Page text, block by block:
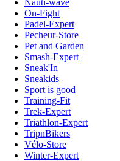
On-Fight
Padel-Expert
Pecheur-Store
Pet and Garden
Smash-Expert
Sneak'In
Sneakids
Sport is good
Training-Fit
Trek-Expert
Triathlon-Expert
TripnBikers
Vélo-Store
Winter-Expert